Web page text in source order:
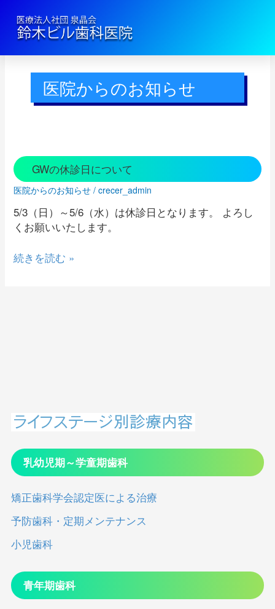
医院からのお知らせ
GWの休診日について
医院からのお知らせ/ crecer_admin
5/3（日）～5/6（水）は休診日となります。 よろし
くお願いいたします。
GW
の
休
診
日
に
つ
い
続きを読む »
乳幼児期～学童期歯科
矯正歯科学会認定医による治療
予防歯科・定期メンテナンス
小児歯科
青年期歯科